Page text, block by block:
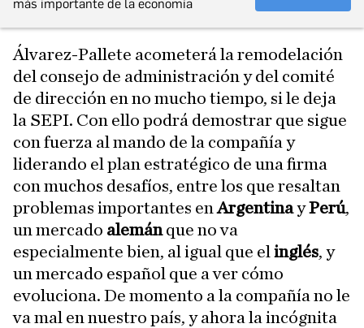
más importante de la economía
Álvarez-Pallete acometerá la remodelación
del consejo de administración y del comité
de dirección en no mucho tiempo, si le deja
la SEPI. Con ello podrá demostrar que sigue
con fuerza al mando de la compañía y
liderando el plan estratégico de una firma
con muchos desafíos, entre los que resaltan
problemas importantes enArgentinayPerú,
un mercado alemánque no va
especialmente bien, al igual que elinglés, y
un mercado español que a ver cómo
evoluciona. De momento a la compañía no le
va mal en nuestro país, y ahora la incógnita